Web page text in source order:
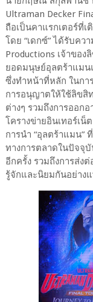
Ultraman Decker
ถือเป็นคาแรกเตอร์ที่เ
โดย “เดกซ์” ได้รับคว
Productions เจ้าขอ
ยอดมนุษย์อุลตร้าแมน
ซึ่งทำหน้าที่หลัก ในก
การอนุญาตให้ใช้ลิขสิ
ต่างๆ รวมถึงการออก
โครางข่ายอินเทอร์เน็
การนำ “อุลตร้าแมน”
ทางการตลาดในปัจจุ
อีกครั้ง รวมถึงการส่ง
รู้จักและนิยมกันอย่าง